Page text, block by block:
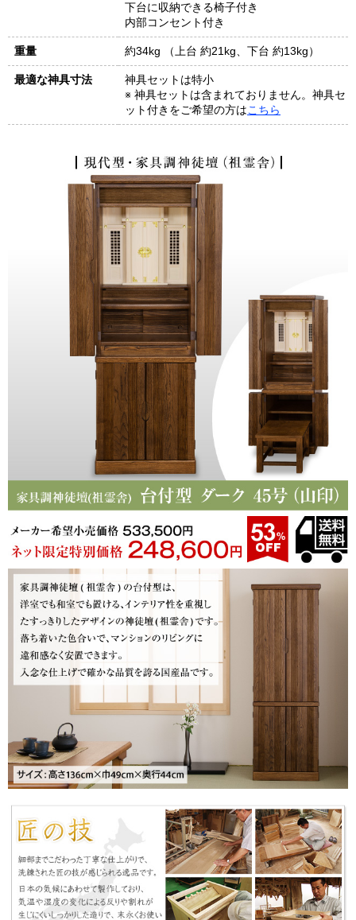
下台に収納できる椅子付き
内部コンセント付き
重量 約34kg （上台 約21kg、下台 約13kg）
最適な神具寸法
神具セットは特小
※ 神具セットは含まれておりません。神具セ
ット付きをご希望の方はこちら